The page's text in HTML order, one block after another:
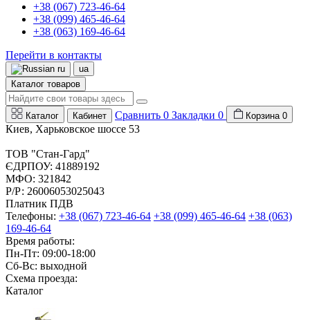
+38 (067) 723-46-64
+38 (099) 465-46-64
+38 (063) 169-46-64
Перейти в контакты
ru
ua
Каталог товаров
Каталог Кабинет Сравнить 0 Закладки 0 Корзина 0
Киев, Харьковское шоссе 53
ТОВ "Стан-Гард"
ЄДРПОУ: 41889192
МФО: 321842
Р/Р: 26006053025043
Платник ПДВ
Телефоны: +38 (067) 723-46-64 +38 (099) 465-46-64 +38 (063)
169-46-64
Время работы:
Пн-Пт: 09:00-18:00
Сб-Вс: выходной
Схема проезда:
Каталог